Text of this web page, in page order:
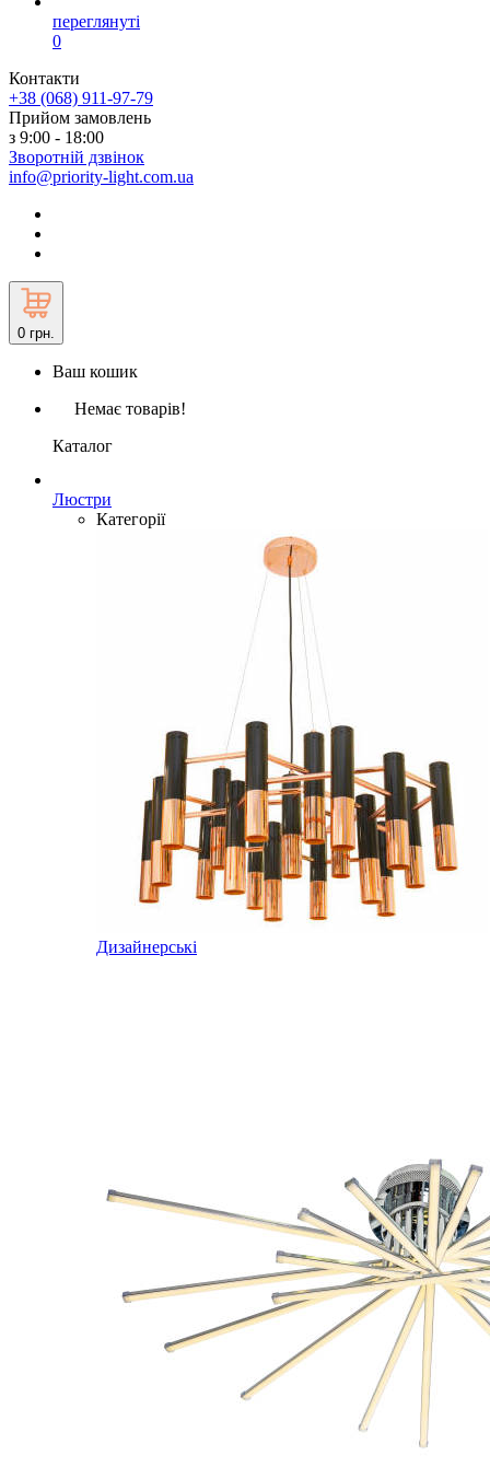
переглянуті
0
Контакти
+38 (068) 911-97-79
Прийом замовлень
з 9:00 - 18:00
Зворотній дзвінок
info@priority-light.com.ua
0 грн.
Ваш кошик
Немає товарів!
Каталог
Люстри
Категорії
Дизайнерські